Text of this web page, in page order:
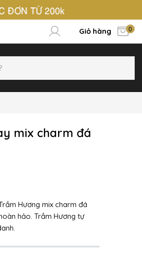
Giỏ hàng 0
mix charm đá
Hương mix charm đá
hảo. Trầm Hương tự